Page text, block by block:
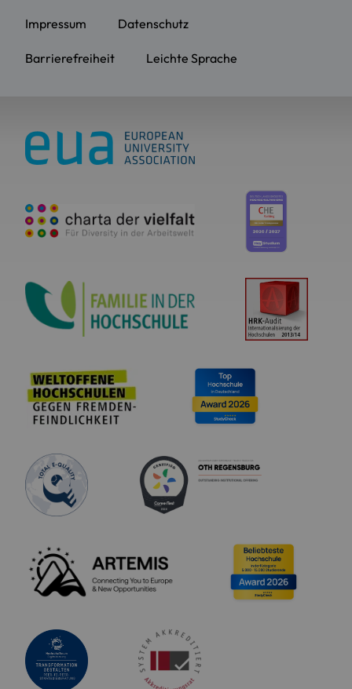
Impressum Datenschutz
Barrierefreiheit Leichte Sprache